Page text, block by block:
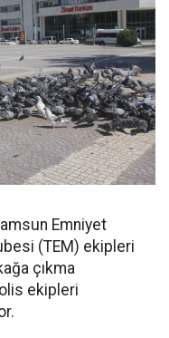
Emniyet
(TEM) ekipleri
çıkma
ekipleri